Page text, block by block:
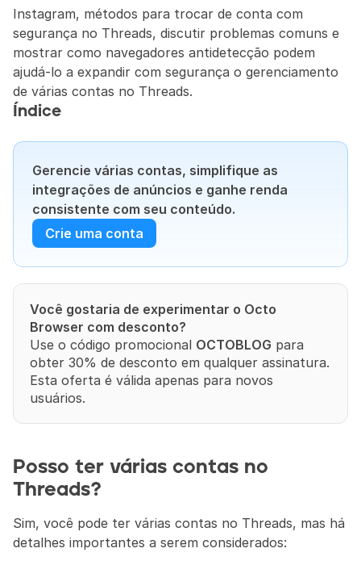
Instagram, métodos para trocar de conta com
segurança no Threads, discutir problemas comuns e
mostrar como navegadores antidetecção podem
ajudá-lo a expandir com segurança o gerenciamento
de várias contas no Threads.
Índice
Gerencie várias contas, simplifique as
integrações de anúncios e ganhe renda
consistente com seu conteúdo.
Crie uma conta
Você gostaria de experimentar o Octo
Browser com desconto?
Use o código promocional OCTOBLOG para
obter 30% de desconto em qualquer assinatura.
Esta oferta é válida apenas para novos
usuários.
Posso ter várias contas no
Threads?
Sim, você pode ter várias contas no Threads, mas há
detalhes importantes a serem considerados: